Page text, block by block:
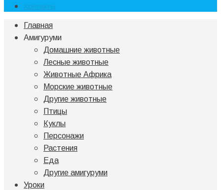
Контакты
Главная
Амигуруми
Домашние животные
Лесные животные
Животные Африка
Морские животные
Другие животные
Птицы
Куклы
Персонажи
Растения
Еда
Другие амигуруми
Уроки